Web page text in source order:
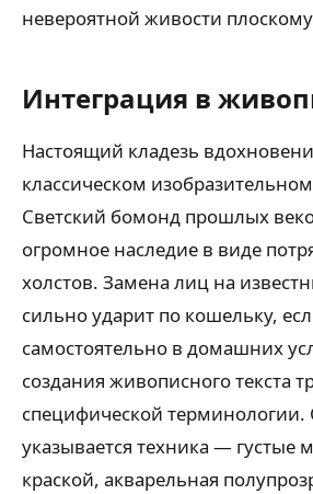
невероятной живости
Интеграция в
Настоящий кладезь
классическом изобразительном
Светский бомонд прошлых
огромное наследие в виде
холстов. Замена лиц на
сильно ударит по кошельку,
самостоятельно в домашних
создания живописного текста
специфической терминологии.
указывается техника — густые
краской, акварельная